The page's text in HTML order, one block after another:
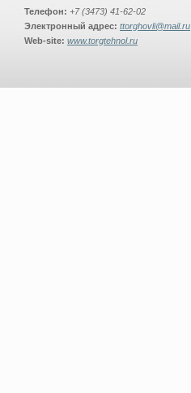
Телефон: +7 (3473) 41-62-02
Электронный адрес: ttorghovli@mail.ru
Web-site: www.torgtehnol.ru